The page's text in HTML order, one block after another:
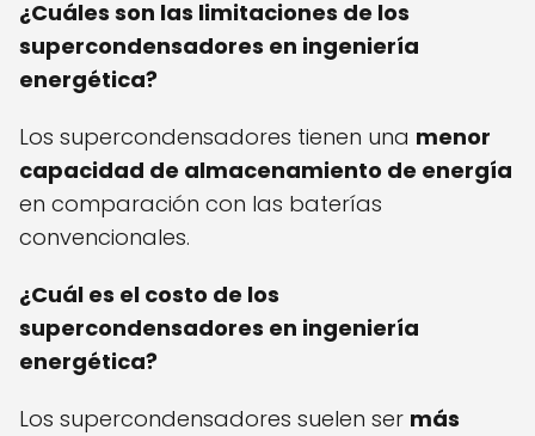
¿Cuáles son las limitaciones de los
supercondensadores en ingeniería
energética?
Los supercondensadores tienen una menor
capacidad de almacenamiento de energía
en comparación con las baterías
convencionales.
¿Cuál es el costo de los
supercondensadores en ingeniería
energética?
Los supercondensadores suelen ser más